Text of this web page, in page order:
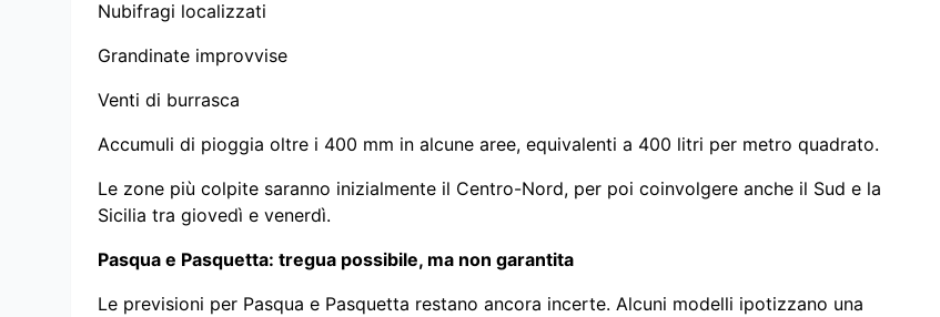
Nubifragi localizzati
Grandinate improvvise
Venti di burrasca
Accumuli di pioggia oltre i 400 mm in alcune aree, equivalenti a 400 litri per metro quadrato.
Le zone più colpite saranno inizialmente il Centro-Nord, per poi coinvolgere anche il Sud e la
Sicilia tra giovedì e venerdì.
Pasqua e Pasquetta: tregua possibile, ma non garantita
Le previsioni per Pasqua e Pasquetta restano ancora incerte. Alcuni modelli ipotizzano una